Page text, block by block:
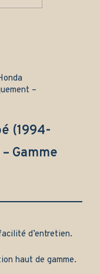
–
(1994-
Gamme
d’entretien.
haut de gamme.